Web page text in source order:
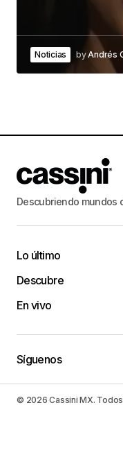
Noticias byAndrés
Descubriendo mundos
Lo último
Descubre
En vivo
Síguenos
© 2026 Cassini MX.